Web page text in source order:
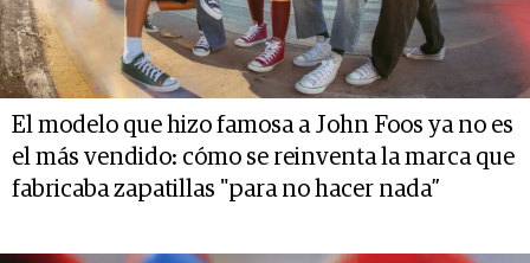
El modelo que hizo famosa a John Foos ya no es
el más vendido: cómo se reinventa la marca que
fabricaba zapatillas "para no hacer nada”